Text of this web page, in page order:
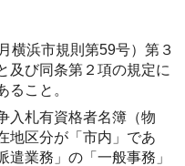
横浜市規則第59号）第３
及び同条第２項の規定に
ること。
入札有資格者名簿（物
地区分が「市内」であ
遣業務」の「一般事務」